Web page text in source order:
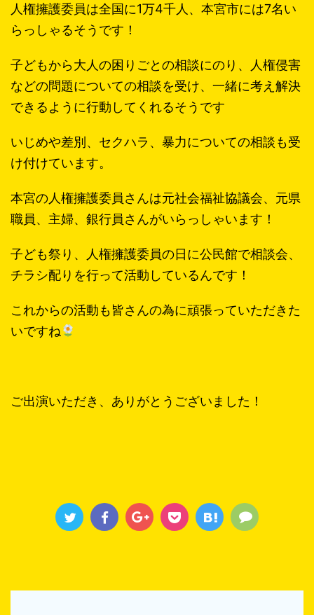
人権擁護委員は全国に1万4千人、本宮市には7名い
らっしゃるそうです！
子どもから大人の困りごとの相談にのり、人権侵害
などの問題についての相談を受け、一緒に考え解決
できるように行動してくれるそうです
いじめや差別、セクハラ、暴力についての相談も受
け付けています。
本宮の人権擁護委員さんは元社会福祉協議会、元県
職員、主婦、銀行員さんがいらっしゃいます！
子ども祭り、人権擁護委員の日に公民館で相談会、
チラシ配りを行って活動しているんです！
これからの活動も皆さんの為に頑張っていただきた
いですね
ご出演いただき、ありがとうございました！